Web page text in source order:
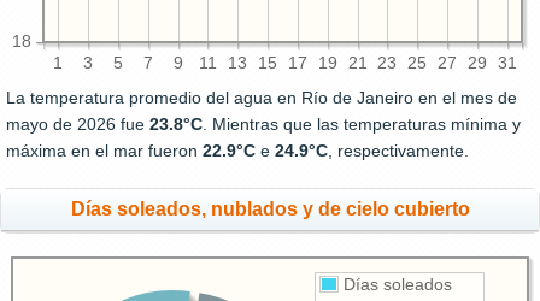
1 3 5 7 9 11 13 15 17 19 21 23 25 27 29 31
18
La temperatura promedio del agua en Río de Janeiro en el mes de
mayo de 2026 fue 23.8°C . Mientras que las temperaturas mínima y
máxima en el mar fueron 22.9°C e 24.9°C , respectivamente.
Días soleados, nublados y de cielo cubierto
Días soleados